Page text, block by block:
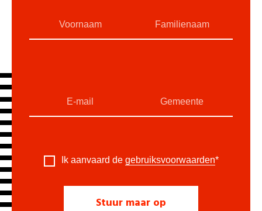
Ik aanvaard de gebruiksvoorwaarden*